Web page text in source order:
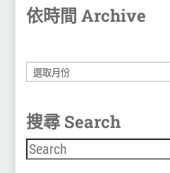
依時間 Archive
彙
整
搜尋 Search
搜尋